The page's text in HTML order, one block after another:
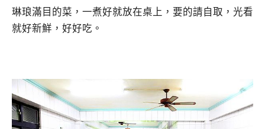
琳琅滿目的菜，一煮好就放在桌上，要的請自取，光看
就好新鮮，好好吃。